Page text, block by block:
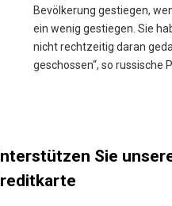
Bevölkerung gestiegen,
ein wenig gestiegen. Sie
nicht rechtzeitig daran
geschossen“, so russische
Sie